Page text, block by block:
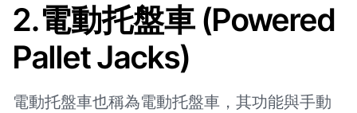
2.電動托盤車 (Powered
Pallet Jacks)
電動托盤車也稱為電動托盤車，其功能與手動